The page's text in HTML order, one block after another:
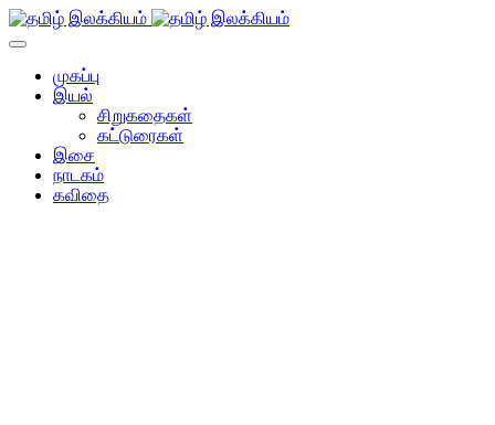
முகப்பு
இயல்
சிறுகதைகள்
கட்டுரைகள்
இசை
நாடகம்
கவிதை